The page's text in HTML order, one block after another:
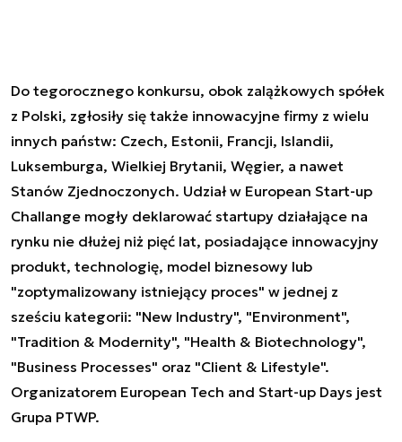
Do tegorocznego konkursu, obok zalążkowych spółek
z Polski, zgłosiły się także innowacyjne firmy z wielu
innych państw: Czech, Estonii, Francji, Islandii,
Luksemburga, Wielkiej Brytanii, Węgier, a nawet
Stanów Zjednoczonych. Udział w European Start-up
Challange mogły deklarować startupy działające na
rynku nie dłużej niż pięć lat, posiadające innowacyjny
produkt, technologię, model biznesowy lub
"zoptymalizowany istniejący proces" w jednej z
sześciu kategorii: "New Industry", "Environment",
"Tradition & Modernity", "Health & Biotechnology",
"Business Processes" oraz "Client & Lifestyle".
Organizatorem European Tech and Start-up Days jest
Grupa PTWP.